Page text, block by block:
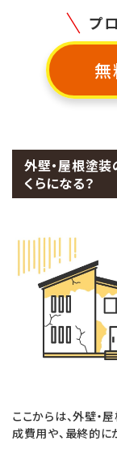
プ
無
外壁・屋根塗
くらになる？
ここからは、外壁・
成費用や、最終的に